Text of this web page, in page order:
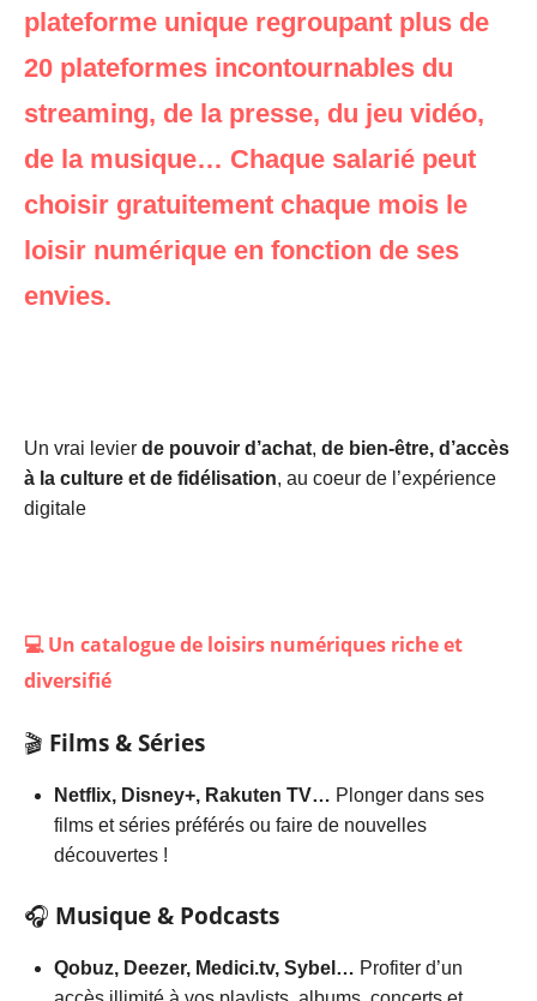
plateforme unique regroupant plus de
20 plateformes incontournables du
streaming, de la presse, du jeu vidéo,
de la musique… Chaque salarié peut
choisir gratuitement chaque mois le
loisir numérique en fonction de ses
envies.
Un vrai levier de pouvoir d’achat, de bien-être, d’accès
à la culture et de fidélisation, au coeur de l’expérience
digitale
💻Un catalogue de loisirs numériques riche et
diversifié
🎬 Films & Séries
Netflix, Disney+, Rakuten TV… Plonger dans ses
films et séries préférés ou faire de nouvelles
découvertes !
🎧 Musique & Podcasts
Qobuz, Deezer, Medici.tv, Sybel… Profiter d’un